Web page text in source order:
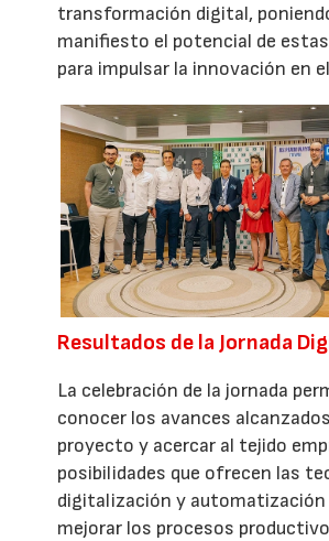
transformación digital,
manifiesto el potencial de
para impulsar la innovación en
Resultados de la Jornada
La celebración de la jornada
conocer los avances
proyecto y acercar al tejido
posibilidades que ofrecen las
digitalización y automatización
mejorar los procesos